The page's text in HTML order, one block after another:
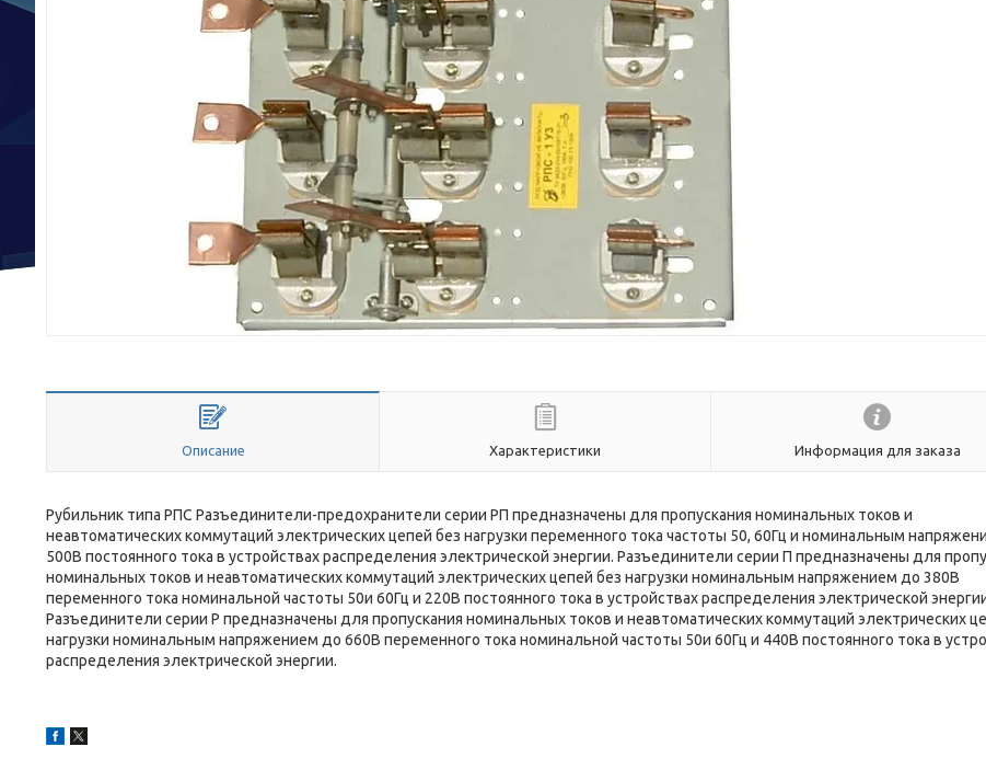
Описание Характеристики Информация для заказа
Рубильник типа РПС Разъединители-предохранители серии РП предназначены для пропускания номинальных токов и
неавтоматических коммутаций электрических цепей без нагрузки переменного тока частоты 50, 60Гц и номинальным
500В постоянного тока в устройствах распределения электрической энергии. Разъединители серии П предназначены для
номинальных токов и неавтоматических коммутаций электрических цепей без нагрузки номинальным напряжением до 380В
переменного тока номинальной частоты 50и 60Гц и 220В постоянного тока в устройствах распределения электрической
Разъединители серии Р предназначены для пропускания номинальных токов и неавтоматических коммутаций электрических
нагрузки номинальным напряжением до 660В переменного тока номинальной частоты 50и 60Гц и 440В постоянного тока в
распределения электрической энергии.